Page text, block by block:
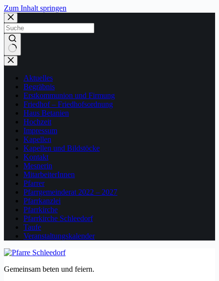
Zum Inhalt springen
Keine
Ergebnisse
Aktuelles
Begräbnis
Erstkommunion und Firmung
Friedhof – Friedhofsordnung
Haus Betanien
Hochzeit
Impressum
Kapellen
Kapellen und Bildstöcke
Kontakt
Mesnerin
MitarbeiterInnen
Pfarrer
Pfarrgemeinderat 2022 – 2027
Pfarrkanzlei
Pfarrkirche
Pfarrkirche Schleedorf
Taufe
Veranstaltungskalender
Gemeinsam beten und feiern.